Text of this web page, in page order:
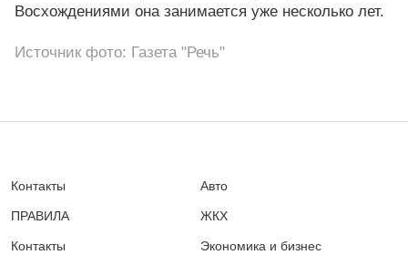
Восхождениями она занимается уже несколько лет.
Источник фото: Газета "Речь"
Контакты
ПРАВИЛА
Контакты
Авто
ЖКХ
Экономика и бизнес